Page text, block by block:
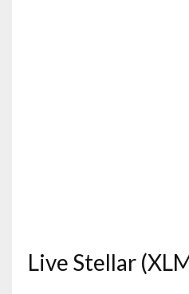
Live Stellar (